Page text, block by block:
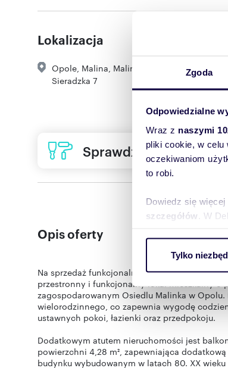
Zgoda
Odpowiedzialne
Wraz z naszymi
pliki cookie, w
oczekiwaniom
to robi.
Dowiedz się
szczegółów . W
ruch w naszej
reklamowym i
uzyskanymi
Tylko
Lokalizacja
Opole Malina Malin
Sieradzka 7
Sprawdź ofertę usług
Opis oferty
Na sprzedaż funkcjonalne mieszkanie 49,72
przestronny i funkcjonalny lokal mieszkalny o
zagospodarowanym Osiedlu Malinka w
wielorodzinnego, co zapewnia wygodę
ustawnych pokoi, łazienki oraz przedpokoju.
Dodatkowym atutem nieruchomości jest
powierzchni 4,28 m², zapewniająca
budynku wybudowanym w latach 80. XX